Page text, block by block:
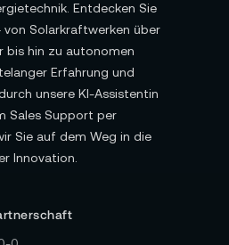
Unterstützung
Auflösung von bis zu
bei 240 Hz,
variable Bild­wiederhol­rate
Audio
finden Sie im
Datenblatt
M2 Max 12-Core 512GB
Entdecken Sie
von Solarkraftwerken über
bis hin zu autonomen
Erfahrung und
unsere KI-Assistentin
Sales Support per
Sie auf dem Weg in die
Innovation.